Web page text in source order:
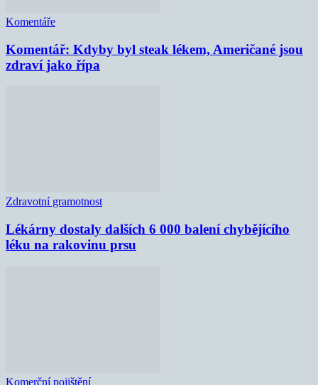
Komentáře
Komentář: Kdyby byl steak lékem, Američané jsou
zdraví jako řípa
Zdravotní gramotnost
Lékárny dostaly dalších 6 000 balení chybějícího
léku na rakovinu prsu
Komerční pojištění